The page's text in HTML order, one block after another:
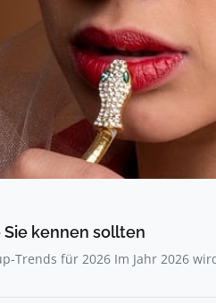
kennen sollten
Trends für 2026 Im Jahr 2026